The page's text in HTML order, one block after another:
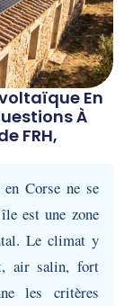
En
À
FRH,
Corse ne se
est une zone
Le climat y
air salin, fort
les critères